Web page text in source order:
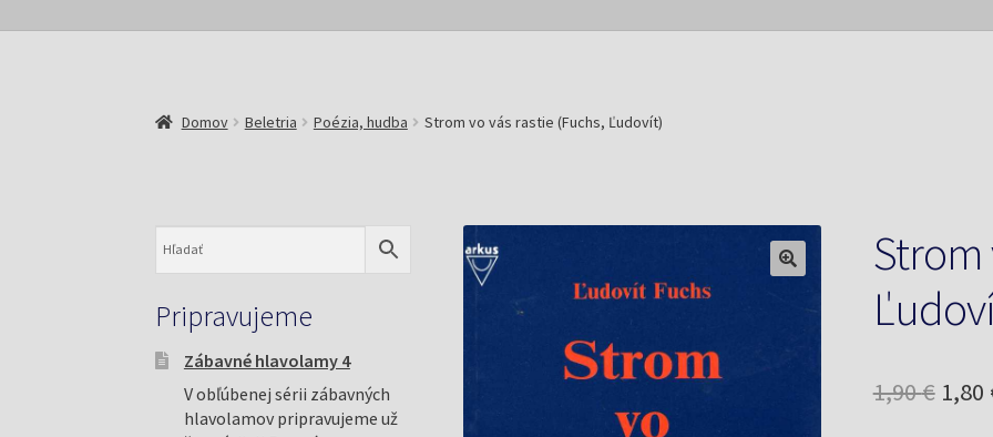
Domov Beletria Poézia, hudba Strom vo vás rastie (Fuchs, Ľudovít)
Strom
1,90€ 1,80
Pripravujeme
Zábavné hlavolamy 4
V obľúbenej sérii zábavných
hlavolamov pripravujeme už